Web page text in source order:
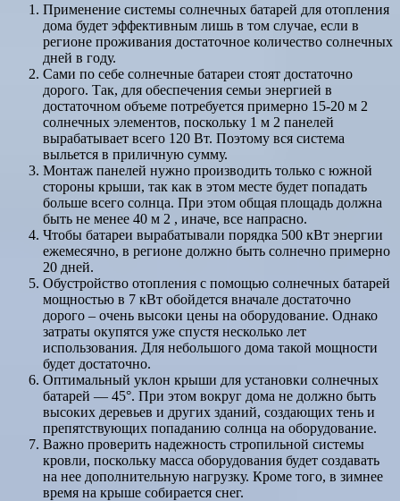
Применение системы солнечных батарей для отопления
дома будет эффективным лишь в том случае, если в
регионе проживания достаточное количество солнечных
дней в году.
Сами по себе солнечные батареи стоят достаточно
дорого. Так, для обеспечения семьи энергией в
достаточном объеме потребуется примерно 15-20 м 2
солнечных элементов, поскольку 1 м 2 панелей
вырабатывает всего 120 Вт. Поэтому вся система
выльется в приличную сумму.
Монтаж панелей нужно производить только с южной
стороны крыши, так как в этом месте будет попадать
больше всего солнца. При этом общая площадь должна
быть не менее 40 м 2 , иначе, все напрасно.
Чтобы батареи вырабатывали порядка 500 кВт энергии
ежемесячно, в регионе должно быть солнечно примерно
20 дней.
Обустройство отопления с помощью солнечных батарей
мощностью в 7 кВт обойдется вначале достаточно
дорого – очень высоки цены на оборудование. Однако
затраты окупятся уже спустя несколько лет
использования. Для небольшого дома такой мощности
будет достаточно.
Оптимальный уклон крыши для установки солнечных
батарей — 45°. При этом вокруг дома не должно быть
высоких деревьев и других зданий, создающих тень и
препятствующих попаданию солнца на оборудование.
Важно проверить надежность стропильной системы
кровли, поскольку масса оборудования будет создавать
на нее дополнительную нагрузку. Кроме того, в зимнее
время на крыше собирается снег.